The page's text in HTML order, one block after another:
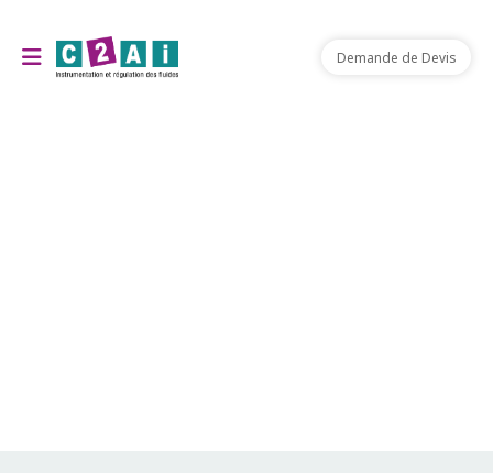
Demande de Devis